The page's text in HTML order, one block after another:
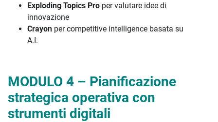
Exploding Topics Pro per valutare idee di
innovazione
Crayon per competitive intelligence basata su
A.I.
MODULO 4 – Pianificazione
strategica operativa con
strumenti digitali